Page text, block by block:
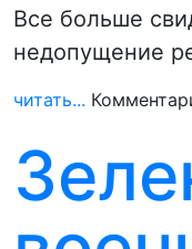
Все больше
недопущение
читать...